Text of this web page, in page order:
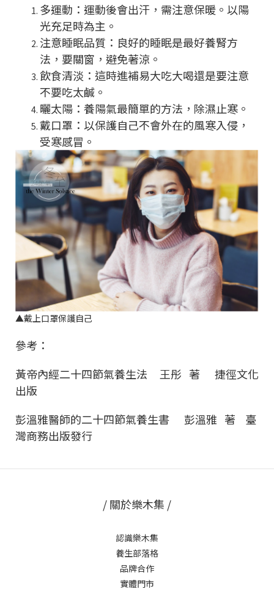
多運動：運動後會出汗，需注意保暖。以陽
光充足時為主。
注意睡眠品質：良好的睡眠是最好養腎方
法，要關窗，避免著涼。
飲食清淡：這時進補易大吃大喝還是要注意
不要吃太鹹。
曬太陽：養陽氣最簡單的方法，除濕止寒。
戴口罩：以保護自己不會外在的風寒入侵，
受寒感冒。
▲戴上口罩保護自己
參考：
黃帝內經二十四節氣養生法 王彤 著 捷徑文化
出版
彭溫雅醫師的二十四節氣養生書 彭溫雅 著 臺
灣商務出版發行
/ 關於樂木集 /
認識樂木集
養生部落格
品牌合作
實體門市